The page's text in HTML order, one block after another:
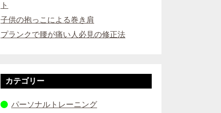
ト
子供の抱っこによる巻き肩
プランクで腰が痛い人必見の修正法
カテゴリー
パーソナルトレーニング